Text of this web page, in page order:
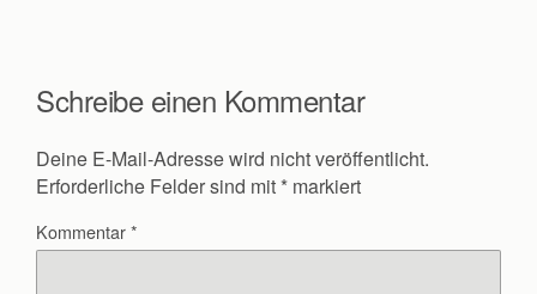
Schreibe einen Kommentar
Deine E-Mail-Adresse wird nicht veröffentlicht.
Erforderliche Felder sind mit * markiert
Kommentar*